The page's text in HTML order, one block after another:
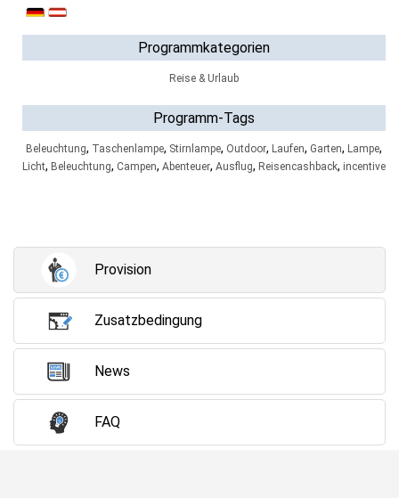
Programmkategorien
Reise & Urlaub
Programm-Tags
Beleuchtung, Taschenlampe, Stirnlampe, Outdoor, Laufen, Garten, Lampe,
Licht, Beleuchtung, Campen, Abenteuer, Ausflug, Reisencashback, incentive
Provision
Zusatzbedingung
News
FAQ